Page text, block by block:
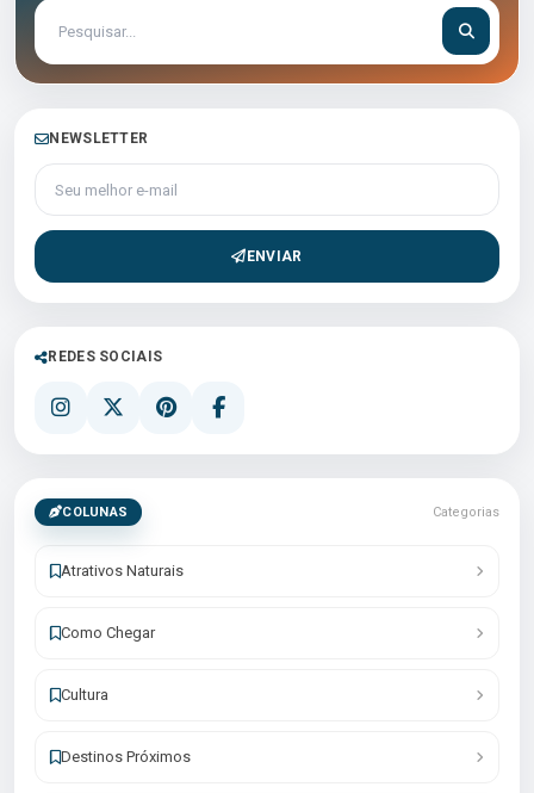
NEWSLETTER
Seu melhor e-mail
ENVIAR
REDES SOCIAIS
COLUNAS Categorias
Atrativos Naturais
Como Chegar
Cultura
Destinos Próximos